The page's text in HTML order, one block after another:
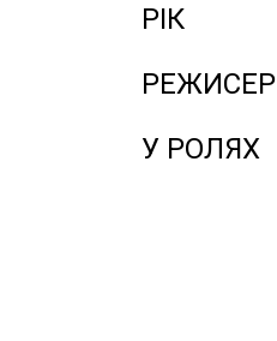
РІК
РЕЖИСЕР
У РОЛЯХ